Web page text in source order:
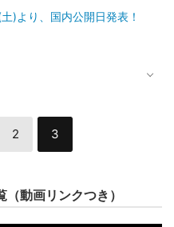
)より、国内公開日発表！
2 3
動画リンクつき）